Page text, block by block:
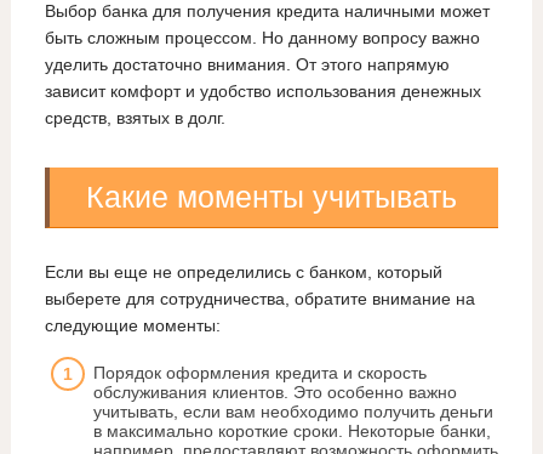
Выбор банка для получения кредита наличными может
быть сложным процессом. Но данному вопросу важно
уделить достаточно внимания. От этого напрямую
зависит комфорт и удобство использования денежных
средств, взятых в долг.
Какие моменты учитывать
Если вы еще не определились с банком, который
выберете для сотрудничества, обратите внимание на
следующие моменты:
Порядок оформления кредита и скорость
обслуживания клиентов. Это особенно важно
учитывать, если вам необходимо получить деньги
в максимально короткие сроки. Некоторые банки,